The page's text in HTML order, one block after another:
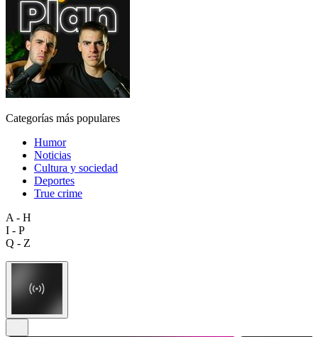
Categorías más populares
Humor
Noticias
Cultura y sociedad
Deportes
True crime
A - H
I - P
Q - Z